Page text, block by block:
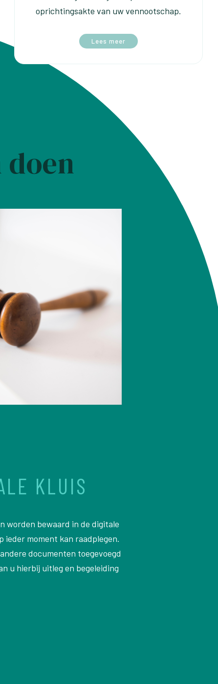
oprichtingsakte van uw vennootschap.
Lees meer
KLUIS
worden bewaard in de digitale
ieder moment kan raadplegen.
documenten toegevoegd
u hierbij uitleg en begeleiding